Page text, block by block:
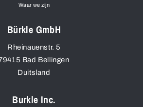
Waar we zijn
Bürkle GmbH
Rheinauenstr. 5
Bad Bellingen
Duitsland
Burkle Inc.